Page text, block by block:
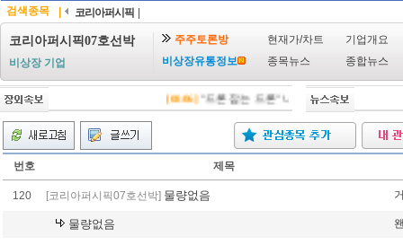
.
루켄테
검색종목 코리아퍼시픽
코리아퍼시픽07호선박
비상장 기업
주주토론방 현재가/차트
기업개요
비상장유통정보
종목뉴스 종합뉴스
[08/06]"드론 잡는 드론" 니어스랩, IPO 시동 "2029
번호 제목
120 [코리아퍼시픽07호선박] 물량없음
물량없음